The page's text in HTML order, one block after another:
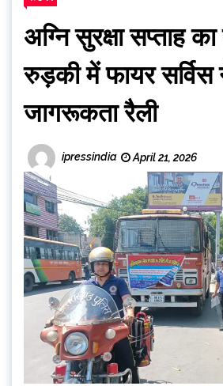
अग्नि सुरक्षा सप्ताह
रुड़की में फायर सर्विस
जागरूकता रैली
ipressindia April 21, 2026